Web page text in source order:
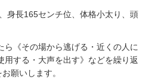
身長165センチ位、体格小太り、頭
ら《その場から逃げる・近くの人に
する・大声を出す》などを繰り返
願いします。